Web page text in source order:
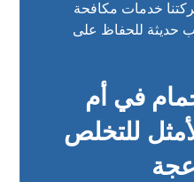
خدمات مكافحة
حديثة للحفاظ على
في أم
للتخلص